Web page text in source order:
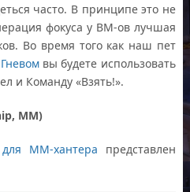
часто. В принципе это не
фокуса у ВМ-ов лучшая
Во время того как наш пет
вы будете использовать
и Команду «Взять!».
MM)
МM-хантера представлен